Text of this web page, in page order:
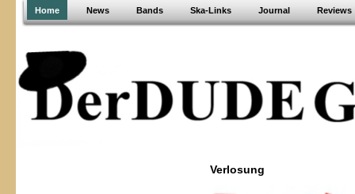
Home News Bands Ska-Links Journal Reviews
Verlosung